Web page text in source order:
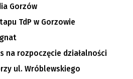
Gorzów
TdP w Gorzowie
– Magnat
na rozpoczęcie działalności
ul. Wróblewskiego